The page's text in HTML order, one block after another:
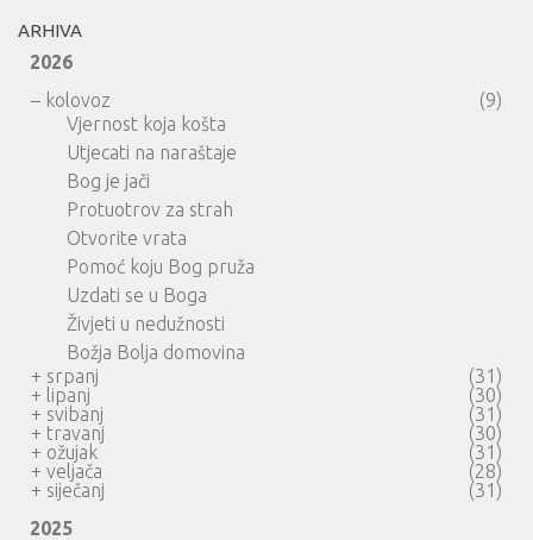
ARHIVA
2026
– kolovoz
(9)
Vjernost koja košta
Utjecati na naraštaje
Bog je jači
Protuotrov za strah
Otvorite vrata
Pomoć koju Bog pruža
Uzdati se u Boga
Živjeti u nedužnosti
Božja Bolja domovina
+ srpanj
(31)
+ lipanj
(30)
+ svibanj
(31)
+ travanj
(30)
+ ožujak
(31)
+ veljača
(28)
+ siječanj
(31)
2025